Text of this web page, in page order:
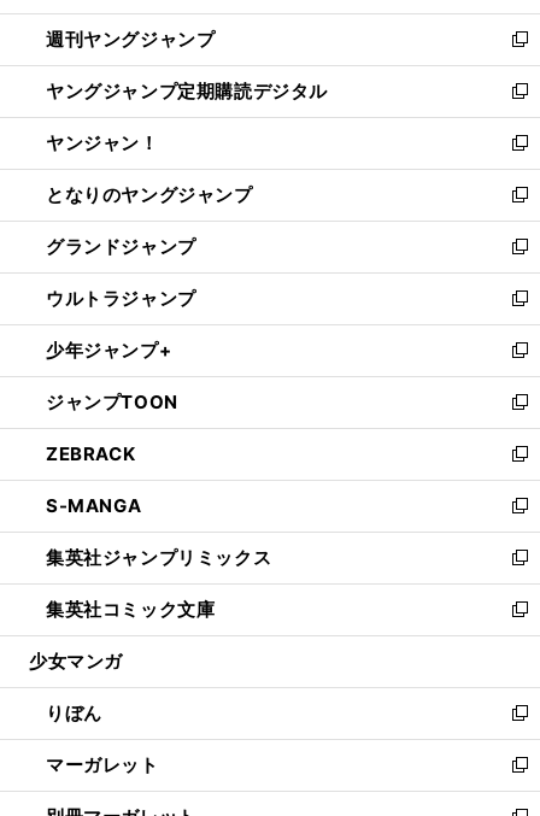
開
く
ウ
で
開
く
ン
ド
ウ
で
開
く
ウ
ィ
ン
ド
ウ
で
開
く
週刊ヤングジャンプ
新
し
い
ウ
ィ
ン
ド
ウ
で
開
く
ヤングジャンプ定期購読デジタル
新
し
い
ウ
ィ
ン
ド
ウ
で
開
く
ヤンジャン！
新
し
い
ウ
ィ
ン
ド
ウ
で
開
く
となりのヤングジャンプ
新
し
い
ウ
ィ
ン
ド
ウ
で
開
く
グランドジャンプ
新
し
い
ウ
ィ
ン
ド
ウ
で
開
く
ウルトラジャンプ
新
し
い
ウ
ィ
ン
ド
ウ
で
開
く
少年ジャンプ+
新
し
い
ウ
ィ
ン
ド
ウ
で
開
く
ジャンプTOON
新
し
い
ウ
ィ
ン
ド
ウ
で
開
ZEBRACK
新
し
い
ウ
ィ
ン
ド
ウ
開
く
S-MANGA
新
し
い
ウ
ィ
ン
ウ
で
開
く
集英社ジャンプリミックス
新
し
い
ウ
ン
ド
ウ
で
開
集英社コミック文庫
新
し
ウ
ィ
ン
ド
ウ
少女マンガ
りぼん
新
し
い
ウ
マーガレット
新
し